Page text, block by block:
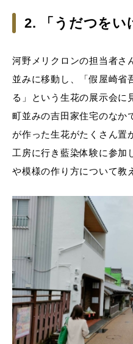
2. 「うだつをい
河野メリクロンの担当者さ
並みに移動し、「假屋崎省
る」という生花の展示会に
町並みの吉田家住宅のなか
が作った生花がたくさん置
工房に行き藍染体験に参加
や模様の作り方について教